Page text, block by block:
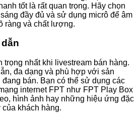
tốt là rất quan trọng. Hãy chọn
đầy đủ và sử dụng micrô để âm
ràng và chất lượng.
trọng nhất khi livestream bán hàng.
đa dạng và phù hợp với sản
bán. Bạn có thể sử dụng các
internet FPT như FPT Play Box
hình ảnh hay những hiệu ứng đặc
của khách hàng.